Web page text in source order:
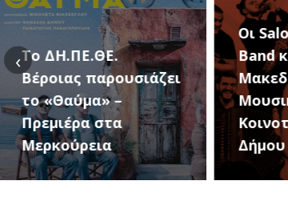
Οι Salonique Brass
Band και ο Κώστας
Μακεδόνας στο 1ο
Μουσικό Φεστιβάλ
Κοινοτήτων του
Δήμου Αλεξάνδρειας
“Back
’90s”
27
1ο
Δήμου
‹